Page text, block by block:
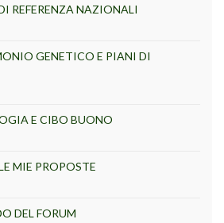
REFERENZA NAZIONALI
GENETICO E PIANI DI
E CIBO BUONO
MIE PROPOSTE
DEL FORUM